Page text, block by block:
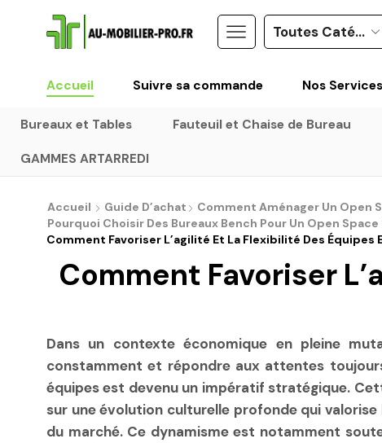
Accueil Suivre sa commande Nos Services
Bureaux et Tables Fauteuil et Chaise de Bureau
GAMMES ARTARREDI
Accueil Guide D’achat
Comment Aménager Un Open
Pourquoi Choisir Des Bureaux Bench Pour Un Open
Comment Favoriser L’agilité Et La Flexibilité Des Équipes
Comment Favoriser
Dans un contexte économique en pleine
constamment et répondre aux attentes
équipes est devenu un impératif stratégique.
sur une évolution culturelle profonde qui
du marché. Ce dynamisme est notamment